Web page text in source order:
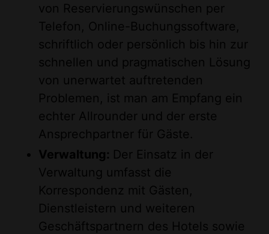
von Reservierungswünschen per
Telefon, Online-Buchungssoftware,
schriftlich oder persönlich bis hin zur
schnellen und pragmatischen Lösung
von unerwartet auftretenden
Problemen, ist man am Empfang ein
echter Allrounder und der erste
Ansprechpartner für Gäste.
Verwaltung: Der Einsatz in der
Verwaltung umfasst die
Korrespondenz mit Gästen,
Dienstleistern und weiteren
Geschäftspartnern des Hotels sowie